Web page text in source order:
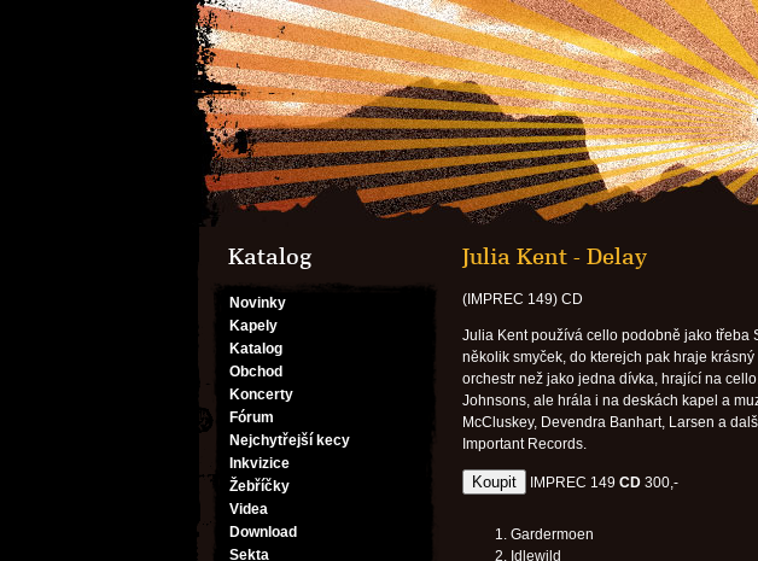
Katalog
Novinky
Kapely
Katalog
Obchod
Koncerty
Fórum
Nejchytřejší kecy
Inkvizice
Žebříčky
Videa
Download
Sekta
Julia Kent - Delay
(IMPREC 149) CD
Julia Kent používá cello podobně jako třeba
několik smyček, do kterejch pak hraje
orchestr než jako jedna dívka, hrající na
Johnsons, ale hrála i na deskách kapel a
McCluskey, Devendra Banhart, Larsen a
Important Records.
IMPREC 149 CD 300,-
Gardermoen
Idlewild